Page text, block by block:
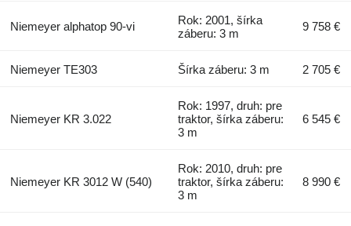
Niemeyer alphatop 90-vi
Rok: 2001, šírka
záberu: 3 m
9 758 €
Niemeyer TE303 Šírka záberu: 3 m 2 705 €
Niemeyer KR 3.022
Rok: 1997, druh: pre
traktor, šírka záberu:
3 m
6 545 €
Niemeyer KR 3012 W (540)
Rok: 2010, druh: pre
traktor, šírka záberu:
3 m
8 990 €